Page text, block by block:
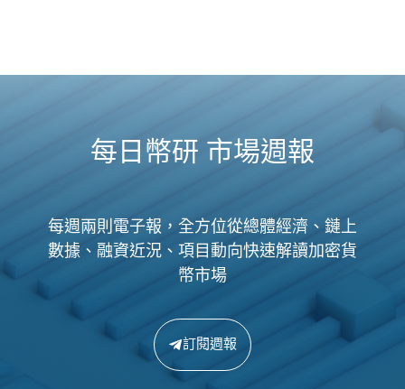
每日幣研 市場週報
每週兩則電子報，全方位從總體經濟、鏈上
數據、融資近況、項目動向快速解讀加密貨
幣市場
訂閱週報